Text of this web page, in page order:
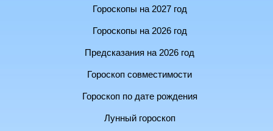
Гороскопы на 2027 год
Гороскопы на 2026 год
Предсказания на 2026 год
Гороскоп совместимости
Гороскоп по дате рождения
Лунный гороскоп